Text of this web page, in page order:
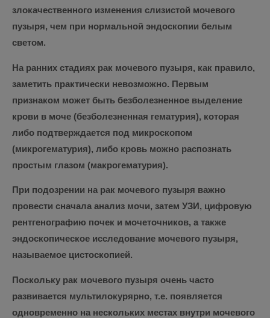
злокачественного изменения слизистой мочевого
пузыря, чем при нормальной эндоскопии белым
светом.
На ранних стадиях рак мочевого пузыря, как правило,
заметить практически невозможно. Первым
признаком может быть безболезненное выделение
крови в моче (безболезненная гематурия), которая
либо подтверждается под микроскопом
(микрогематурия), либо кровь можно распознать
простым глазом (макрогематурия).
При подозрении на рак мочевого пузыря важно
провести сначала анализ мочи, затем УЗИ, цифровую
рентгенографию почек и мочеточников, а также
эндоскопическое исследование мочевого пузыря,
называемое цистоскопией.
Поскольку рак мочевого пузыря очень часто
развивается мультилокурярно, т.е. появляется
одновременно на нескольких местах внутри мочевого